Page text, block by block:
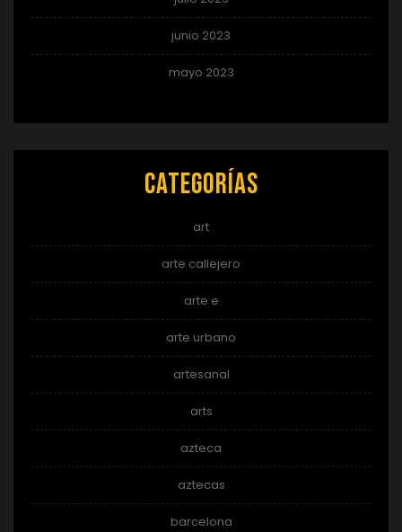
junio 2023
mayo 2023
Categorías
art
arte callejero
arte e
arte urbano
artesanal
arts
azteca
aztecas
barcelona